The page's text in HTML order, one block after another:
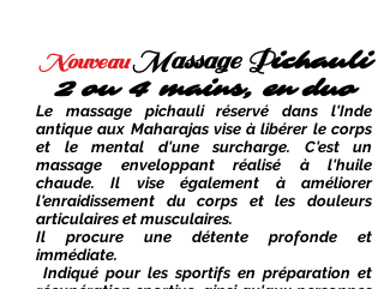
NouveauMassage Pichauli
2 ou 4 mains, en duo
Le massage pichauli réservé dans l'Inde
antique aux Maharajas vise à libérer le corps
et le mental d'une surcharge. C'est un
massage enveloppant réalisé à l'huile
chaude. Il vise également à améliorer
l'enraidissement du corps et les douleurs
articulaires et musculaires.
Il procure une détente profonde et
immédiate.
Indiqué pour les sportifs en préparation et